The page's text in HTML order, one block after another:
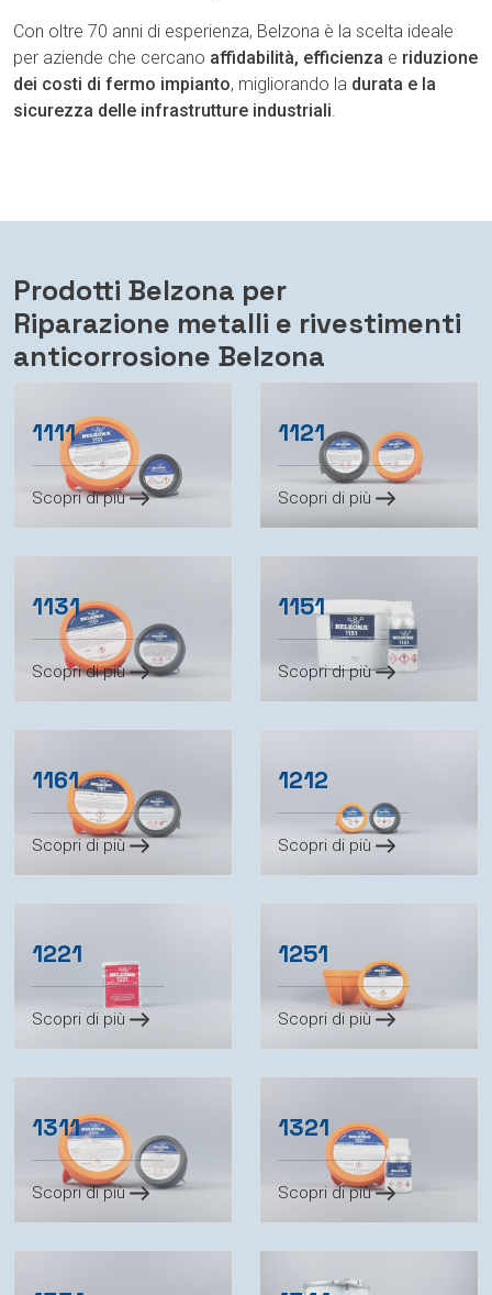
Con oltre 70 anni di esperienza, Belzona è la scelta ideale
per aziende che cercano affidabilità, efficienza e riduzione
dei costi di fermo impianto, migliorando la durata e la
sicurezza delle infrastrutture industriali.
Prodotti Belzona per
Riparazione metalli e rivestimenti
anticorrosione Belzona
1111
Scopri di più
1121
Scopri di più
1131
Scopri di più
1151
Scopri di più
1161
Scopri di più
1212
Scopri di più
1221
Scopri di più
1251
Scopri di più
1311
Scopri di più
1321
Scopri di più